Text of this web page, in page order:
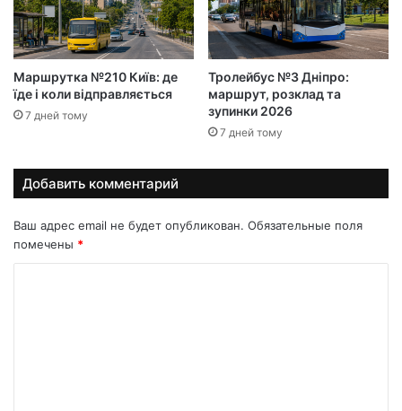
Маршрутка №210 Київ: де
їде і коли відправляється
7 дней тому
Тролейбус №3 Дніпро:
маршрут, розклад та
зупинки 2026
7 дней тому
Добавить комментарий
Ваш адрес email не будет опубликован. Обязательные поля
помечены *